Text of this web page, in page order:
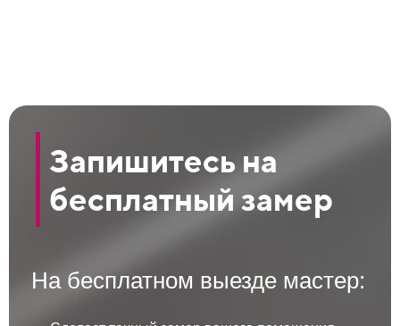
Запишитесь на
бесплатный замер
На бесплатном выезде мастер: